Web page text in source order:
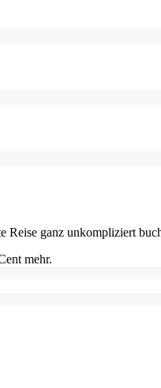
Reise ganz unkompliziert
mehr.